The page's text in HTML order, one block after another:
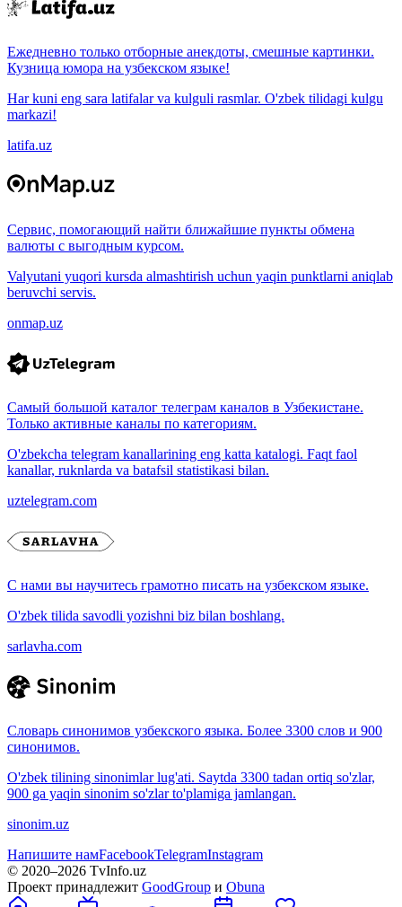
Ежедневно только отборные анекдоты, смешные картинки.
Кузница юмора на узбекском языке!
Har kuni eng sara latifalar va kulguli rasmlar. O'zbek tilidagi kulgu
markazi!
latifa.uz
Сервис, помогающий найти ближайшие пункты обмена
валюты с выгодным курсом.
Valyutani yuqori kursda almashtirish uchun yaqin punktlarni aniqlab
beruvchi servis.
onmap.uz
Самый большой каталог телеграм каналов в Узбекистане.
Только активные каналы по категориям.
O'zbekcha telegram kanallarining eng katta katalogi. Faqt faol
kanallar, ruknlarda va batafsil statistikasi bilan.
uztelegram.com
С нами вы научитесь грамотно писать на узбекском языке.
O'zbek tilida savodli yozishni biz bilan boshlang.
sarlavha.com
Словарь синонимов узбекского языка. Более 3300 слов и 900
синонимов.
O'zbek tilining sinonimlar lug'ati. Saytda 3300 tadan ortiq so'zlar,
900 ga yaqin sinonim so'zlar to'plamiga jamlangan.
sinonim.uz
Напишите намFacebookTelegramInstagram
© 2020–2026 TvInfo.uz
Проект принадлежит GoodGroup и Obuna